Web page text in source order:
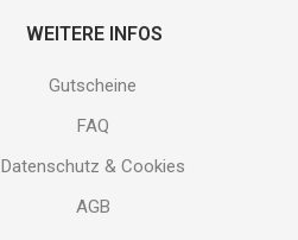
WEITERE INFOS
Gutscheine
FAQ
Datenschutz & Cookies
AGB